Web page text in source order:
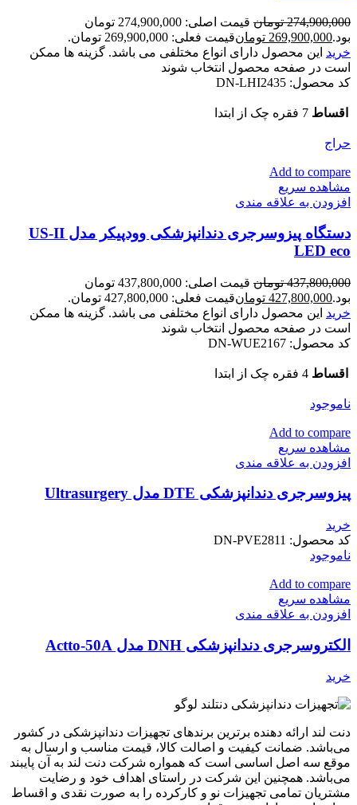
274,900,000 تومان
قیمت اصلی: 274,900,000 تومان
بود.269,900,000 تومانقیمت فعلی: 269,900,000 تومان.
خرید این محصول دارای انواع مختلفی می باشد. گزینه ها ممکن
است در صفحه محصول انتخاب شوند
کد محصول: DN-LHI2435
اقساط 7 فقره چک از ابتدا
حراج
Add to compare
مشاهده سریع
افزودن به علاقه مندی
دستگاه پیزوسرجری دندانپزشکی وودپیکر مدل US-II
LED eco
437,800,000 تومان
قیمت اصلی: 437,800,000 تومان
بود.427,800,000 تومانقیمت فعلی: 427,800,000 تومان.
خرید این محصول دارای انواع مختلفی می باشد. گزینه ها ممکن
است در صفحه محصول انتخاب شوند
کد محصول: DN-WUE2167
اقساط 4 فقره چک از ابتدا
ناموجود
Add to compare
مشاهده سریع
افزودن به علاقه مندی
پیزوسرجری دندانپزشکی DTE مدل Ultrasurgery
خرید
کد محصول: DN-PVE2811
ناموجود
Add to compare
مشاهده سریع
افزودن به علاقه مندی
الکتروسرجری دندانپزشکی DNH مدل Actto-50A
خرید
دنت لند ارائه دهنده برترین برندهای تجهیزات دندانپزشکی در کشور
می‌باشد. ضمانت کیفیت و اصالت کالا، قیمت مناسب و ارسال به
موقع سه اصل اساسی است که همواره شرکت دنت لند به آن پایبند
می‌باشد. همچنین این شرکت در راستای اهداف خود و رضایت
مشتریان تمامی تجهیزات نو و کارکرده را به صورت نقدی و اقساط